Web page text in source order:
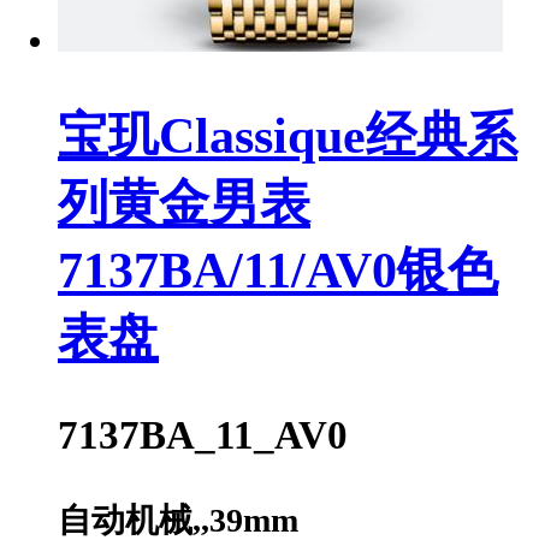
宝玑Classique经典系
列黄金男表
7137BA/11/AV0银色
表盘
7137BA_11_AV0
自动机械,,39mm